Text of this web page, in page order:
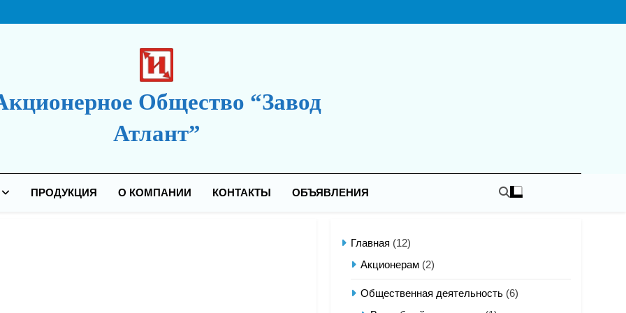
Общество “Завод
Атлант”
ПРОДУКЦИЯ О КОМПАНИИ КОНТАКТЫ ОБЪЯВЛЕНИЯ
Главная (12)
Акционерам (2)
Общественная деятельность (6)